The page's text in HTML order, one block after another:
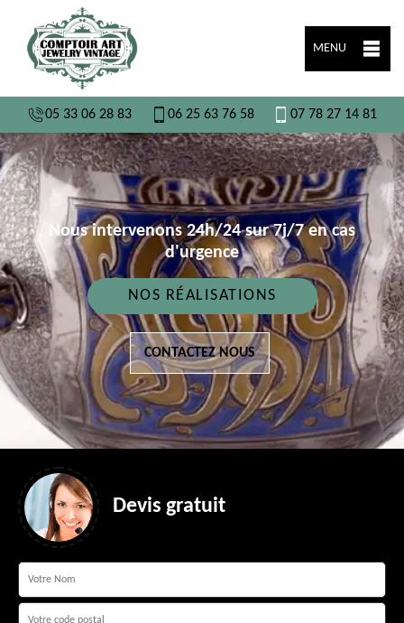
MENU
05 33 06 28 83 06 25 63 76 58 07 78 27 14 81
Nous intervenons 24h/24 sur 7j/7 en cas
d'urgence
NOS RÉALISATIONS
CONTACTEZ NOUS
Devis gratuit